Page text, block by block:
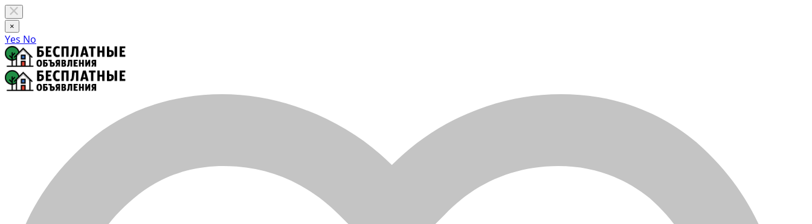
×
Yes No